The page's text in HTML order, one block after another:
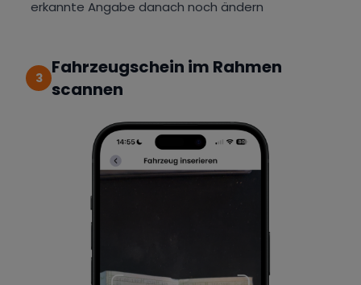
erkannte Angabe danach noch ändern
3
Fahrzeugschein im Rahmen
scannen